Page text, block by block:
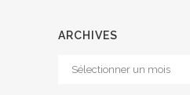
ARCHIVES
Archives